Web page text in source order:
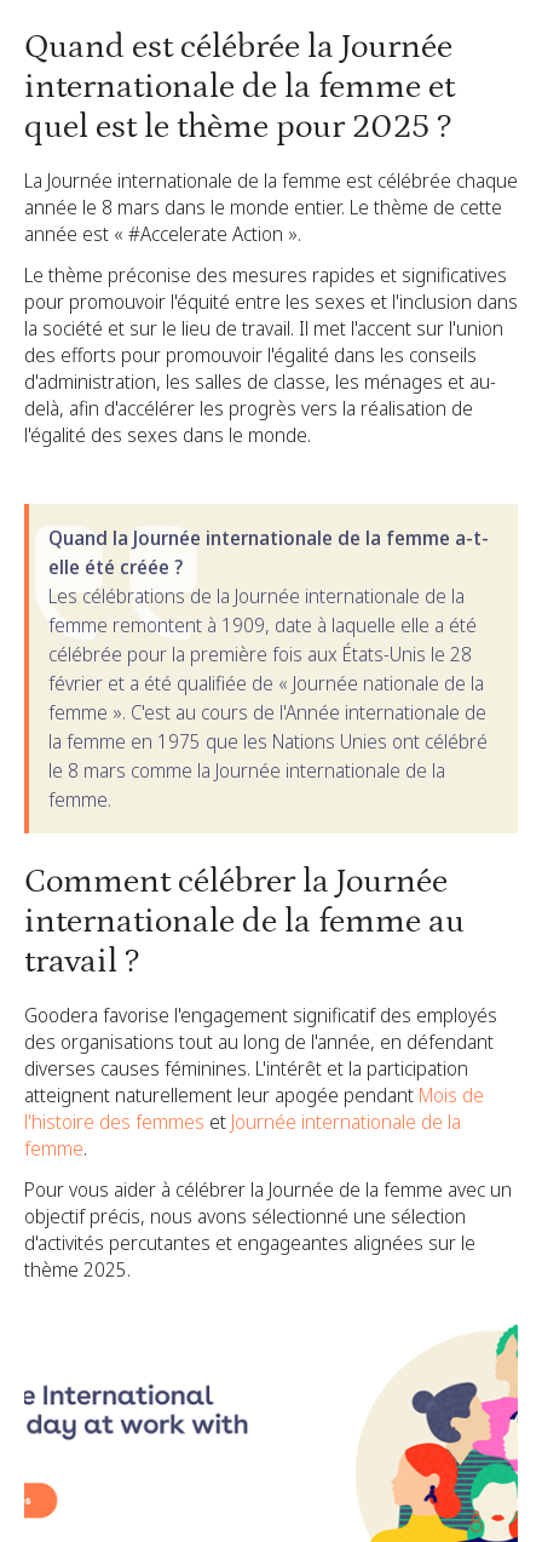
Quand est célébrée la Journée
internationale de la femme et
quel est le thème pour 2025 ?
La Journée internationale de la femme est célébrée chaque
année le 8 mars dans le monde entier. Le thème de cette
année est « #Accelerate Action ».
Le thème préconise des mesures rapides et significatives
pour promouvoir l'équité entre les sexes et l'inclusion dans
la société et sur le lieu de travail. Il met l'accent sur l'union
des efforts pour promouvoir l'égalité dans les conseils
d'administration, les salles de classe, les ménages et au-
delà, afin d'accélérer les progrès vers la réalisation de
l'égalité des sexes dans le monde.
Quand la Journée internationale de la femme a-t-
elle été créée ?
Les célébrations de la Journée internationale de la
femme remontent à 1909, date à laquelle elle a été
célébrée pour la première fois aux États-Unis le 28
février et a été qualifiée de « Journée nationale de la
femme ». C'est au cours de l'Année internationale de
la femme en 1975 que les Nations Unies ont célébré
le 8 mars comme la Journée internationale de la
femme.
Comment célébrer la Journée
internationale de la femme au
travail ?
Goodera favorise l'engagement significatif des employés
des organisations tout au long de l'année, en défendant
diverses causes féminines. L'intérêt et la participation
atteignent naturellement leur apogée pendant Mois de
l'histoire des femmes et Journée internationale de la
femme.
Pour vous aider à célébrer la Journée de la femme avec un
objectif précis, nous avons sélectionné une sélection
d'activités percutantes et engageantes alignées sur le
thème 2025.